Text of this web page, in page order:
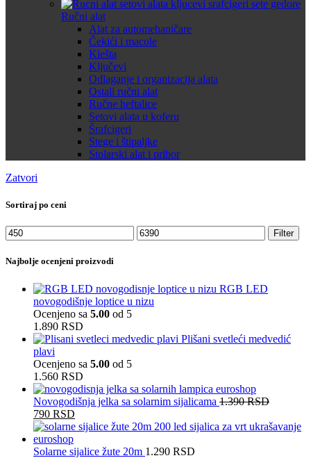
Ručni alat
Alat za automehaničare
Čekići i macole
Klešta
Ključevi
Odlaganje i organizacija alata
Ostali ručni alat
Ručne heftalice
Setovi alata u koferu
Šrafcigeri
Stege i štipaljke
Stolarski alat i pribor
Zatvori
Sortiraj po ceni
Minimalna
cena
Maksimalna
cena
Filter
Najbolje ocenjeni proizvodi
RGB LED
novogodišnje loptice u nizu
Ocenjeno sa 5.00 od 5
1.890 RSD
Plišani svetleći medvedić
plavi
Ocenjeno sa 5.00 od 5
1.560 RSD
Novogodišnja jelka sa solarnim sijalicama 1.390RSD
Originalna
cena
je
bila:
790 RSD
cena
790 RSD.
Solarne sijalice žute 20m 1.290 RSD